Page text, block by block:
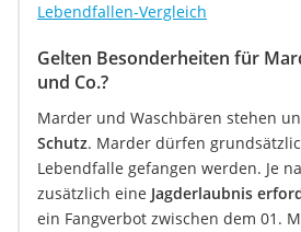
Lebendfallen-Vergleich
Gelten Besonderheiten für
und Co.?
Marder und Waschbären stehen
Schutz. Marder dürfen
Lebendfalle gefangen werden. Je
zusätzlich eine Jagderlaubnis
ein Fangverbot zwischen dem 01.